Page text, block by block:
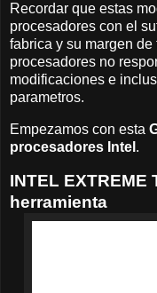
Recordar que estas
procesadores con el
fabrica y su margen
procesadores no
modificaciones e
parametros.
Empezamos con esta
procesadores Intel .
INTEL EXTREME
herramienta